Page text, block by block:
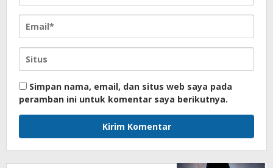
Simpan nama, email, dan situs web saya pada
peramban ini untuk komentar saya berikutnya.